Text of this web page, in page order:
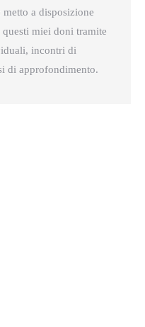
metto a disposizione
questi miei doni tramite
incontri di
di approfondimento.